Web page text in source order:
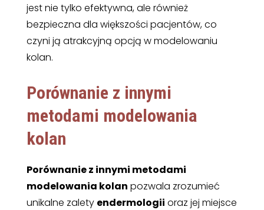
jest nie tylko efektywna, ale również
bezpieczna dla większości pacjentów, co
czyni ją atrakcyjną opcją w modelowaniu
kolan.
Porównanie z innymi
metodami modelowania
kolan
Porównanie z innymi metodami
modelowania kolan pozwala zrozumieć
unikalne zalety endermologii oraz jej miejsce